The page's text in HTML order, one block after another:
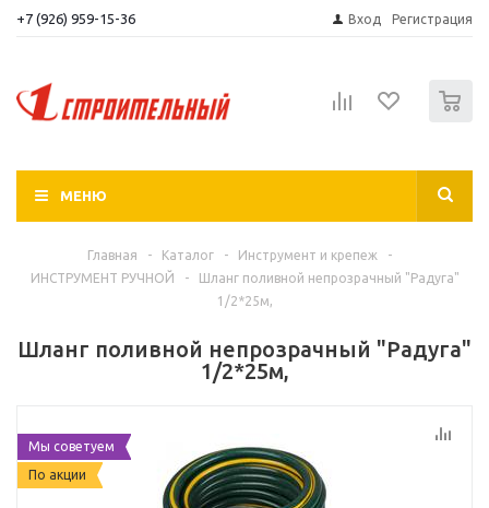
+7 (926) 959-15-36 Вход Регистрация
МЕНЮ
Главная - Каталог - Инструмент и крепеж
-
ИНСТРУМЕНТ РУЧНОЙ
-
Шланг поливной непрозрачный "Радуга"
1/2*25м,
Шланг поливной непрозрачный "Радуга"
1/2*25м,
Мы советуем
По акции